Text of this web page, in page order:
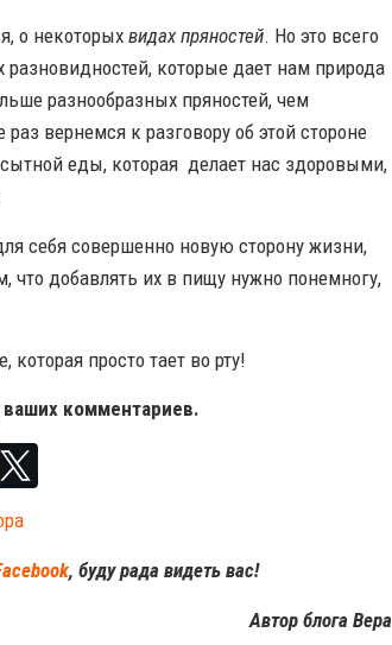
о некоторых видах пряностей. Но это всего
которые дает нам природа
разнообразных пряностей, чем
вернемся к разговору об этой стороне
еды, которая делает нас здоровыми,
себя совершенно новую сторону жизни,
что добавлять их в пищу нужно понемногу,
просто тает во рту!
комментариев.
, буду рада видеть вас!
Автор блога Вера